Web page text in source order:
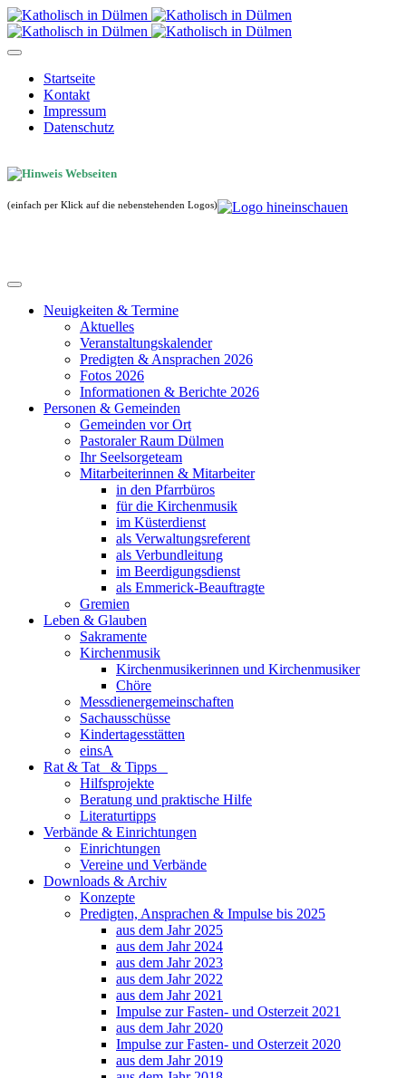
Startseite
Kontakt
Impressum
Datenschutz
(einfach per Klick auf die nebenstehenden Logos)
Neuigkeiten & Termine
Aktuelles
Veranstaltungskalender
Predigten & Ansprachen 2026
Fotos 2026
Informationen & Berichte 2026
Personen & Gemeinden
Gemeinden vor Ort
Pastoraler Raum Dülmen
Ihr Seelsorgeteam
Mitarbeiterinnen & Mitarbeiter
in den Pfarrbüros
für die Kirchenmusik
im Küsterdienst
als Verwaltungsreferent
als Verbundleitung
im Beerdigungsdienst
als Emmerick-Beauftragte
Gremien
Leben & Glauben
Sakramente
Kirchenmusik
Kirchenmusikerinnen und Kirchenmusiker
Chöre
Messdienergemeinschaften
Sachausschüsse
Kindertagesstätten
einsA
Rat & Tat & Tipps
Hilfsprojekte
Beratung und praktische Hilfe
Literaturtipps
Verbände & Einrichtungen
Einrichtungen
Vereine und Verbände
Downloads & Archiv
Konzepte
Predigten, Ansprachen & Impulse bis 2025
aus dem Jahr 2025
aus dem Jahr 2024
aus dem Jahr 2023
aus dem Jahr 2022
aus dem Jahr 2021
Impulse zur Fasten- und Osterzeit 2021
aus dem Jahr 2020
Impulse zur Fasten- und Osterzeit 2020
aus dem Jahr 2019